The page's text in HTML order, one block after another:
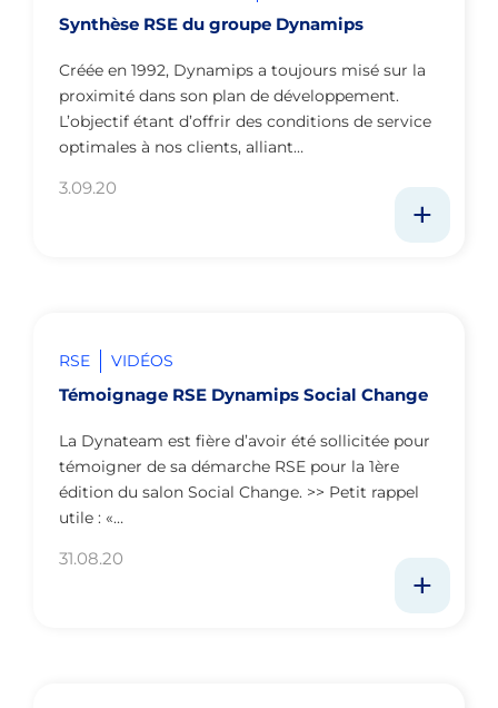
Synthèse RSE du groupe Dynamips
Créée en 1992, Dynamips a toujours misé sur la
proximité dans son plan de développement.
L’objectif étant d’offrir des conditions de service
optimales à nos clients, alliant…
3.09.20
RSE VIDÉOS
Témoignage RSE Dynamips Social Change
La Dynateam est fière d’avoir été sollicitée pour
témoigner de sa démarche RSE pour la 1ère
édition du salon Social Change. >> Petit rappel
utile : «…
31.08.20